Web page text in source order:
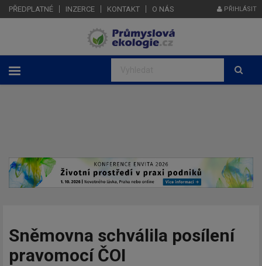
PŘEDPLATNÉ INZERCE KONTAKT O NÁS PŘIHLÁSIT
Sněmovna schválila posílení
pravomocí ČOI